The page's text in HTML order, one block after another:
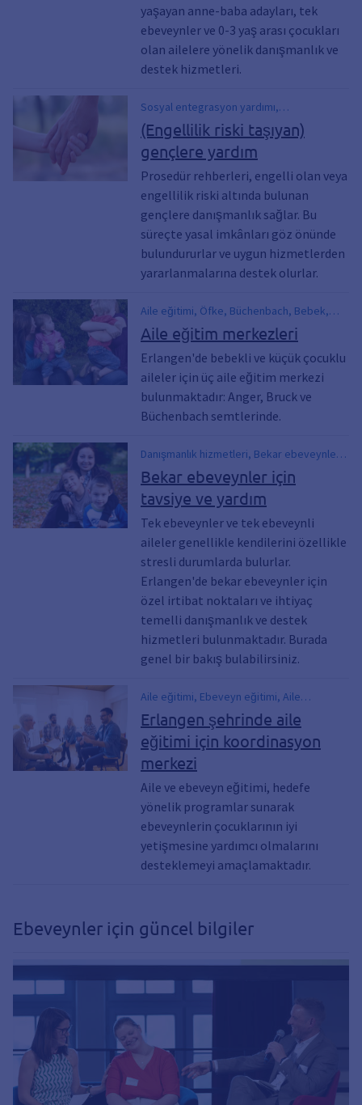
yaşayan anne-baba adayları, tek
ebeveynler ve 0-3 yaş arası çocukları
olan ailelere yönelik danışmanlık ve
destek hizmetleri.
Sosyal entegrasyon yardımı,
Rehabilitasyon, gençler, bağımsız
danışmanlık, Engellilik, olası engel, Destek,
yasal seçenekler, Engelli çocuklar, Engeller,
Özel ihtiyaç
(Engellilik riski taşıyan)
gençlere yardım
Prosedür rehberleri, engelli olan veya
engellilik riski altında bulunan
gençlere danışmanlık sağlar. Bu
süreçte yasal imkânları göz önünde
bulundururlar ve uygun hizmetlerden
yararlanmalarına destek olurlar.
Aile eğitimi, Öfke, Büchenbach, Bebek,
Aile, Şiddet, Yardım, FapE, FaPE, Aile
eğitim merkezleri, Anne çocuk buluşması,
Isar 12, GoWi 27, Junkers 1,
Goldwitzerstrasse 27, Junkersstr. 1,
Isarstrasse 12, Çocuklar, Bebek, İletişim,
Anne, Açık toplantı, Problemler, Bebek
eğitim, Aileye yardım edin
Aile eğitim merkezleri
Erlangen'de bebekli ve küçük çocuklu
aileler için üç aile eğitim merkezi
bulunmaktadır: Anger, Bruck ve
Büchenbach semtlerinde.
Danışmanlık hizmetleri, Bekar ebeveynler
için irtibat noktaları, Bekar ebeveynler için
destek, Bekar ebeveynler için yardım ve
tavsiyeler, Temas noktaları, Destek
hizmetleri, Destek için, Tek ebeveynli
aileler, Tek ebeveynli aileler, Bekar
ebeveynler, Danışma merkezleri, Açık
Bekar ebeveynler için müdavim masası,
Çocuk Bakımı, Yoğunluk dışı destek,
Değişim toplantıları, Yardımlar, Kriz
durumları Bekar ebeveynler, Bekar
ebeveynler
Bekar ebeveynler için
tavsiye ve yardım
Tek ebeveynler ve tek ebeveynli
aileler genellikle kendilerini özellikle
stresli durumlarda bulurlar.
Erlangen'de bekar ebeveynler için
özel irtibat noktaları ve ihtiyaç
temelli danışmanlık ve destek
hizmetleri bulunmaktadır. Burada
genel bir bakış bulabilirsiniz.
Aile eğitimi, Ebeveyn eğitimi, Aile
eğitiminin koordinasyonu, Ebeveynler için
kurslar, ABC Ailesi, Ebeveynlik becerilerini
güçlendirmek, Aile eğitim programları
Erlangen şehrinde aile
eğitimi için koordinasyon
merkezi
Aile ve ebeveyn eğitimi, hedefe
yönelik programlar sunarak
ebeveynlerin çocuklarının iyi
yetişmesine yardımcı olmalarını
desteklemeyi amaçlamaktadır.
Ebeveynler için güncel bilgiler